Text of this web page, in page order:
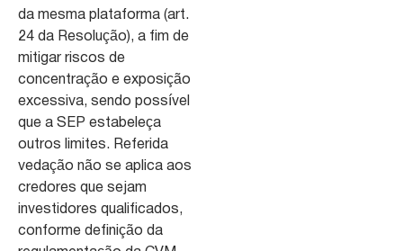
da mesma plataforma (art.
24 da Resolução), a fim de
mitigar riscos de
concentração e exposição
excessiva, sendo possível
que a SEP estabeleça
outros limites. Referida
vedação não se aplica aos
credores que sejam
investidores qualificados,
conforme definição da